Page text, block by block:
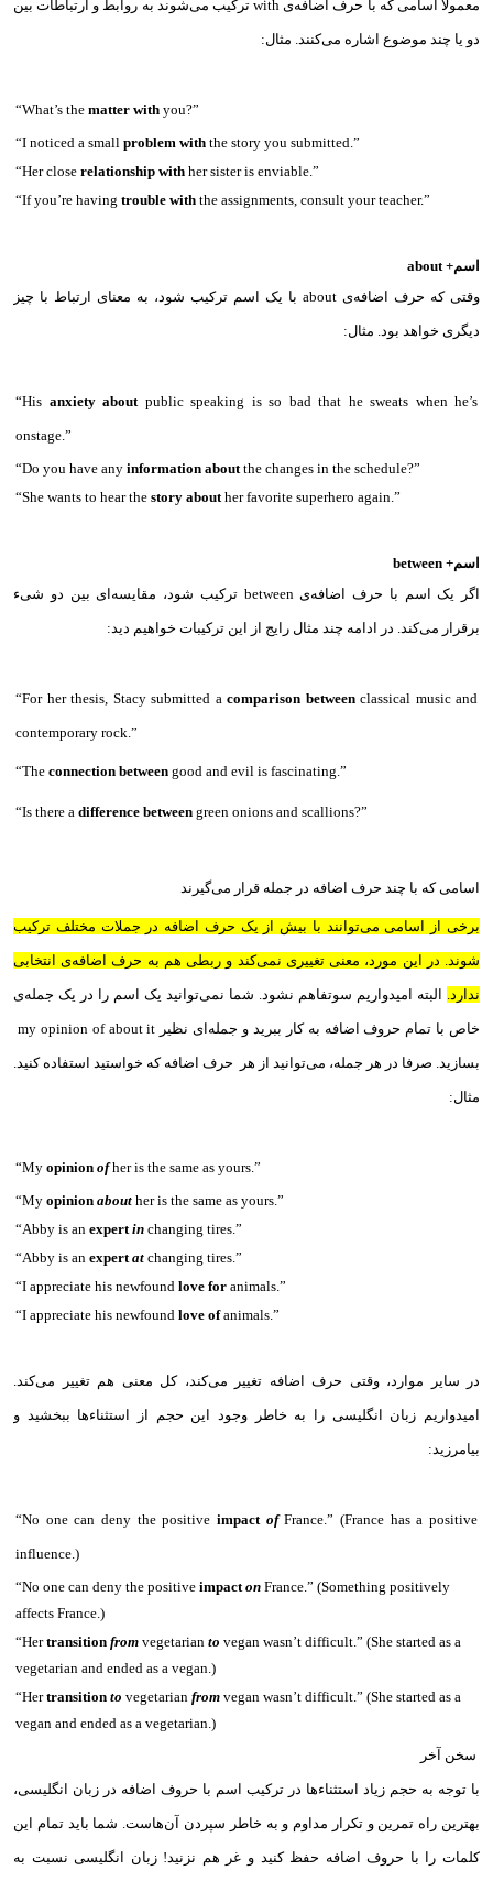
معمولا اسامی که با حرف اضافه‌ی with‌ ترکیب می‌شوند به روابط و ارتباطات بین
دو یا چند موضوع اشاره می‌کنند. مثال:‌
“What’s the matter with you?”
“I noticed a small problem with the story you submitted.”
“Her close relationship with her sister is enviable.”
“If you’re having trouble with the assignments, consult your teacher.”
اسم+ about
وقتی که حرف اضافه‌ی about‌ با یک اسم ترکیب شود، به معنای ارتباط با چیز
دیگری خواهد بود. مثال:
“His anxiety about public speaking is so bad that he sweats when he’s
onstage.”
“Do you have any information about the changes in the schedule?”
“She wants to hear the story about her favorite superhero again.”
اسم+ between
اگر یک اسم با حرف اضافه‌ی between ترکیب شود،‌ مقایسه‌ای بین دو شیء
برقرار می‌کند. در ادامه چند مثال رایج از این ترکیبات خواهیم دید:
“For her thesis, Stacy submitted a comparison betweenclassical music and
contemporary rock.”
“The connection between good and evil is fascinating.”
“Is there a difference between green onions and scallions?”
اسامی که با چند حرف اضافه در جمله قرار می‌گیرند
برخی از اسامی می‌توانند با بیش از یک حرف اضافه در جملات مختلف ترکیب
شوند. در این مورد، معنی تغییری نمی‌کند و ربطی هم به حرف اضافه‌ی انتخابی
ندارد. البته امیدواریم سوتفاهم نشود. شما نمی‌توانید یک اسم را در یک جمله‌ی
بسازید. صرفا در هر جمله، می‌توانید از هر حرف اضافه که خواستید استفاده کنید.
مثال:
“My opinion ofher is the same as yours.”
“My opinion about her is the same as yours.”
“Abby is an expert in changing tires.”
“Abby is an expert at changing tires.”
“I appreciate his newfound love for animals.”
“I appreciate his newfound love ofanimals.”
در سایر موارد، وقتی حرف اضافه تغییر می‌کند، کل معنی هم تغییر می‌کند.
امیدواریم زبان انگلیسی را به خاطر وجود این حجم از استثناء‌ها ببخشید و
بیامرزید:
“No one can deny the positive impact ofFrance.” (France has a positive
influence.)
“No one can deny the positive impact on France.” (Something positively
affects France.)
“Hertransition from vegetarian to vegan wasn’t difficult.” (She started as a
vegetarian and ended as a vegan.)
“Hertransition to vegetarian from vegan wasn’t difficult.” (She started as a
vegan and ended as a vegetarian.)
سخن آخر
با توجه به حجم زیاد استثناء‌ها در ترکیب اسم با حروف اضافه در زبان انگلیسی،
بهترین راه تمرین و تکرار مداوم و به خاطر سپردن آن‌هاست. شما باید تمام این
کلمات را با حروف اضافه حفظ کنید و غر هم نزنید! زبان انگلیسی نسبت به